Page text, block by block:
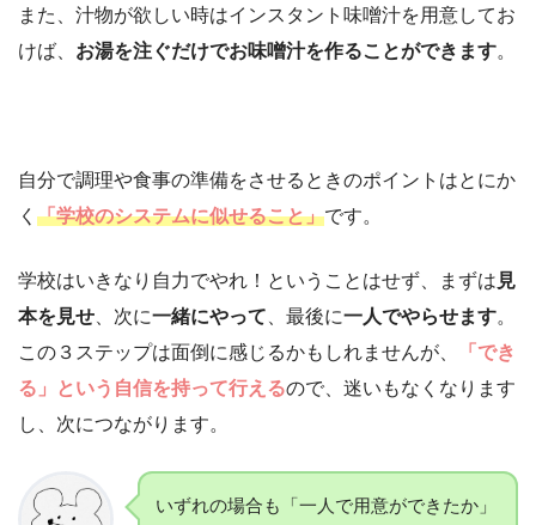
また、汁物が欲しい時はインスタント味噌汁を用意してお
けば、 お湯を注ぐだけでお味噌汁を作ることができます。
自分で調理や食事の準備をさせるときのポイントはとにか
く 「学校のシステムに似せること」です。
学校はいきなり自力でやれ！ということはせず、まずは 見
本を見せ 、次に一緒にやって 、最後に一人でやらせます。
この３ステップは面倒に感じるかもしれませんが、
「でき
る」という自信を持って行えるので、迷いもなくなります
し、次につながります。
いずれの場合も「一人で用意ができたか」